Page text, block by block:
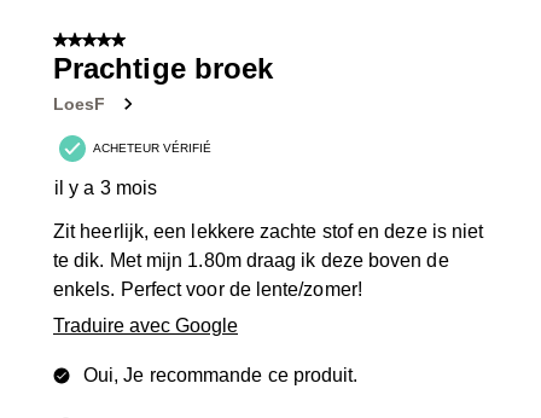
sur
avis.
5 sur 5 étoiles.
Prachtige broek
LoesF
ACHETEUR VÉRIFIÉ
il y a 3 mois
Zit heerlijk, een lekkere zachte stof en deze is niet
te dik. Met mijn 1.80m draag ik deze boven de
enkels. Perfect voor de lente/zomer!
Traduire avec Google
Oui, Je recommande ce produit.